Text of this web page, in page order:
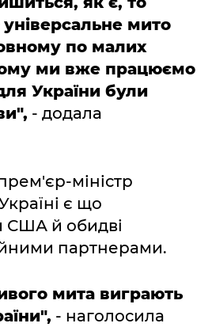
мито
по малих
ми вже працюємо
України були
- додала
міністр
є що
США й обидві
партнерами.
мита виграють
- наголосила